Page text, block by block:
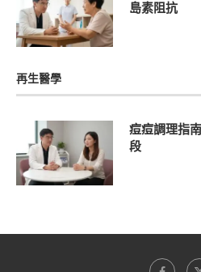
島素阻抗
再生醫學
痘痘調理指
段